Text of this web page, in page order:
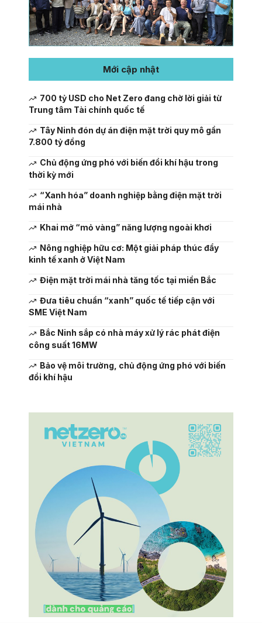
Mới cập nhật
700 tỷ USD cho Net Zero đang chờ lời giải từ
Trung tâm Tài chính quốc tế
Tây Ninh đón dự án điện mặt trời quy mô gần
7.800 tỷ đồng
Chủ động ứng phó với biến đổi khí hậu trong
thời kỳ mới
“Xanh hóa” doanh nghiệp bằng điện mặt trời
mái nhà
Khai mở “mỏ vàng” năng lượng ngoài khơi
Nông nghiệp hữu cơ: Một giải pháp thúc đẩy
kinh tế xanh ở Việt Nam
Điện mặt trời mái nhà tăng tốc tại miền Bắc
Đưa tiêu chuẩn “xanh” quốc tế tiếp cận với
SME Việt Nam
Bắc Ninh sắp có nhà máy xử lý rác phát điện
công suất 16MW
Bảo vệ môi trường, chủ động ứng phó với biến
đổi khí hậu